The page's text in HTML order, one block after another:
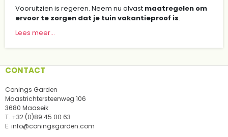
Vooruitzien is regeren. Neem nu alvast maatregelen om
ervoor te zorgen dat je tuin vakantieproof is.
Lees meer...
CONTACT
Conings Garden
Maastrichtersteenweg 106
3680 Maaseik
T. +32 (0)89 45 00 63
E. info@coningsgarden.com